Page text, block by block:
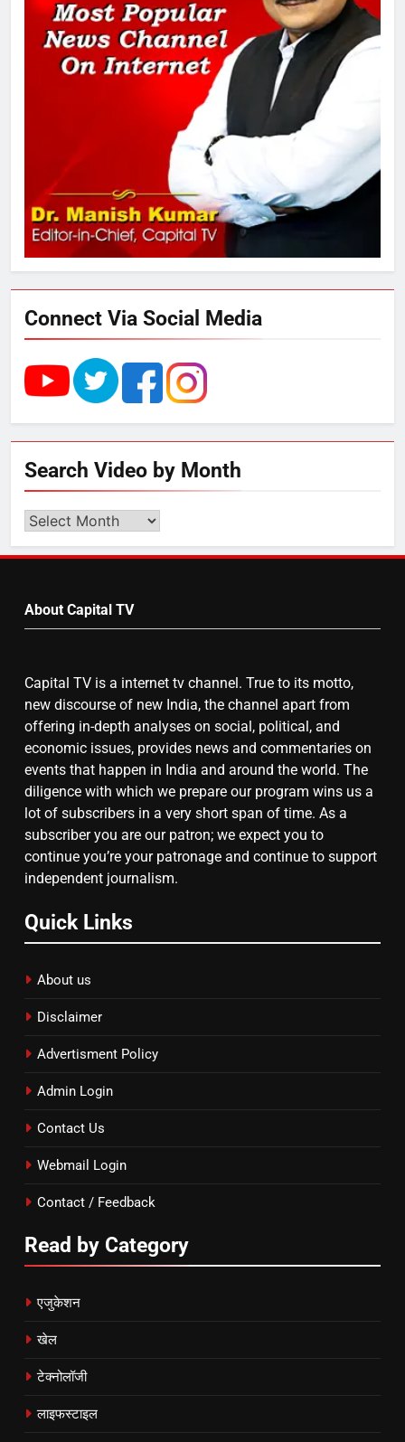
अमर शहीद ठाकुर रोशन सिंह के नाम पर
स्वरूप रानी नेहरू चिकित्सालय का
नामकरण करने की मांग को लेकर
अनिश्चितकालीन धरना शुरू
289 एकड़ भूमि पर विकसित होगा कार्बन-
फ्री डेटा सेंटर, हजारों उच्च-कुशल
रोजगार सृजन की संभावना
4
UP में ग्रामीण बिजली आपूर्ति से कृषि,
डेयरी, कुटीर उद्योग और स्वरोजगार को
मिला बढ़ावा
राम की नगरी अयोध्या में आने वाले भक्तों
का स्वागत करेगा लक्ष्मण द्वार
उत्तर प्रदेश में गांवों में बढ़ेंगी सुविधाएं: 67%
बढ़ा पंचायतों का बजट
8
चुनाव से पहले लालू परिवार पर बड़ा झटका,
दिल्ली कोर्ट ने IRCTC घोटाले में आरोप
तय किए
Connect Via Social Media
Search Video by Month
Search
by
About Capital TV
Capital TV is a internet tv channel. True to its motto,
new discourse of new India, the channel apart from
offering in-depth analyses on social, political, and
economic issues, provides news and commentaries on
events that happen in India and around the world. The
diligence with which we prepare our program wins us a
lot of subscribers in a very short span of time. As a
subscriber you are our patron; we expect you to
continue you’re your patronage and continue to support
independent journalism.
Quick Links
About us
Disclaimer
Advertisment Policy
Admin Login
Contact Us
Webmail Login
Contact / Feedback
Read by Category
एजुकेशन
खेल
टेक्नोलॉजी
लाइफस्टाइल